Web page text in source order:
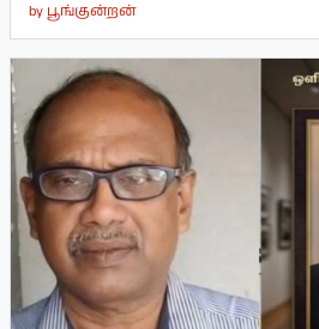
by பூங்குன்றன்